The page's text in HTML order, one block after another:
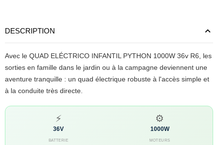
DESCRIPTION
Avec le QUAD ELÉCTRICO INFANTIL PYTHON 1000W 36v R6, les
sorties en famille dans le jardin ou à la campagne deviennent une
aventure tranquille : un quad électrique robuste à l'accès simple et
à la conduite très directe.
⚡
36V
BATTERIE
⚙️
1000W
MOTEURS